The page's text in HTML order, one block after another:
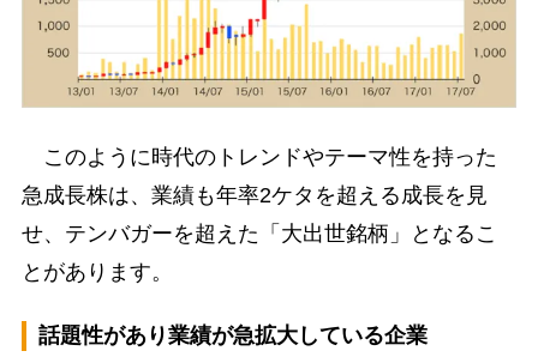
このように時代のトレンドやテーマ性を持った
急成長株は、業績も年率2ケタを超える成長を見
せ、テンバガーを超えた「大出世銘柄」となるこ
とがあります。
話題性があり業績が急拡大している企業